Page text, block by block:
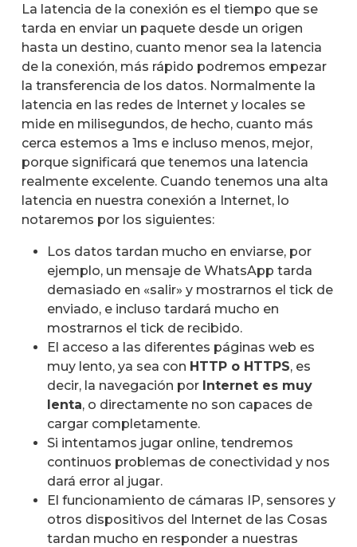
La latencia de la conexión es el tiempo que se
tarda en enviar un paquete desde un origen
hasta un destino, cuanto menor sea la latencia
de la conexión, más rápido podremos empezar
la transferencia de los datos. Normalmente la
latencia en las redes de Internet y locales se
mide en milisegundos, de hecho, cuanto más
cerca estemos a 1ms e incluso menos, mejor,
porque significará que tenemos una latencia
realmente excelente. Cuando tenemos una alta
latencia en nuestra conexión a Internet, lo
notaremos por los siguientes:
Los datos tardan mucho en enviarse, por
ejemplo, un mensaje de WhatsApp tarda
demasiado en «salir» y mostrarnos el tick de
enviado, e incluso tardará mucho en
mostrarnos el tick de recibido.
El acceso a las diferentes páginas web es
muy lento, ya sea con HTTP o HTTPS, es
decir, la navegación por Internet es muy
lenta, o directamente no son capaces de
cargar completamente.
Si intentamos jugar online, tendremos
continuos problemas de conectividad y nos
dará error al jugar.
El funcionamiento de cámaras IP, sensores y
otros dispositivos del Internet de las Cosas
tardan mucho en responder a nuestras